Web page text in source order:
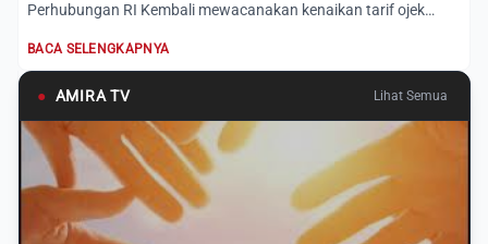
Perhubungan RI Kembali mewacanakan kenaikan tarif ojek
BACA SELENGKAPNYA
● AMIRA TV Lihat Semua